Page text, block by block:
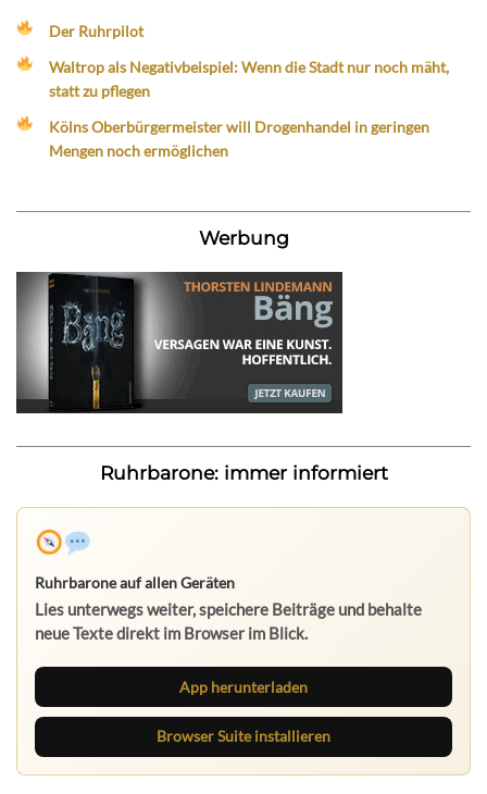
Der Ruhrpilot
Waltrop als Negativbeispiel: Wenn die Stadt nur noch mäht,
statt zu pflegen
Kölns Oberbürgermeister will Drogenhandel in geringen
Mengen noch ermöglichen
Werbung
Ruhrbarone: immer informiert
Ruhrbarone auf allen Geräten
Lies unterwegs weiter, speichere Beiträge und behalte
neue Texte direkt im Browser im Blick.
App herunterladen
Browser Suite installieren